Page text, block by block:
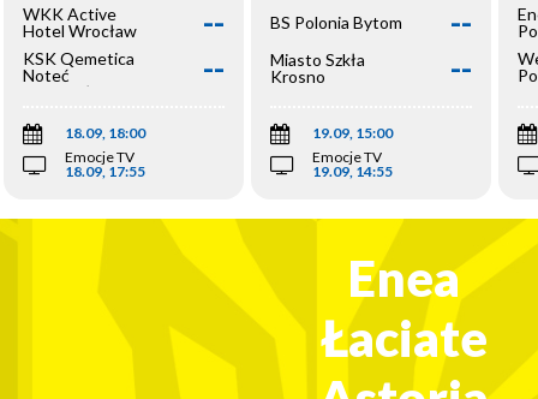
WKK Active
Hotel Wrocław
--
KSK Qemetica
Noteć
Inowrocław
--
18.09, 18:00
Emocje TV
18.09, 17:55
BS Polonia Bytom --
Miasto Szkła
Krosno
--
19.09, 15:00
Emocje TV
19.09, 14:55
Enea
Łaciate